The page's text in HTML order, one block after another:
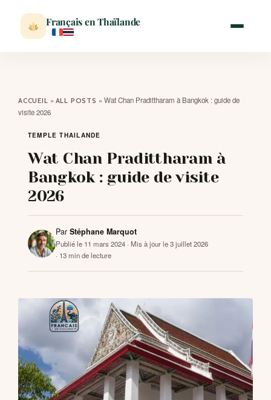
Français en Thaïlande
VISITER
MÉTÉO
EXPATRIATION
BLOG
CONTACTS
ACCUEIL » ALL POSTS » Wat Chan Pradittharam à Bangkok : guide de
visite 2026
TEMPLE THAILANDE
Wat Chan Pradittharam à
Bangkok : guide de visite
2026
Par Stéphane Marquot
Publié le 11 mars 2024 · Mis à jour le 3 juillet 2026
· 13 min de lecture